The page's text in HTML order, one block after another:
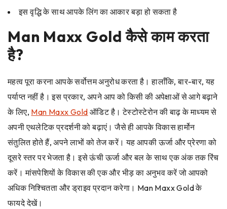
इस वृद्धि के साथ आपके लिंग का आकार बड़ा हो सकता है
Man Maxx Gold कैसे काम करता
है?
महत्व पूरा करना आपके सर्वोत्तम अनुरोध करता है। हालाँकि, बार-बार, यह
पर्याप्त नहीं है। इस प्रकार, अपने आप को किसी की अपेक्षाओं से आगे बढ़ाने
के लिए, Man Maxx Gold ऑडिट है। टेस्टोस्टेरोन की बाढ़ के माध्यम से
अपनी एथलेटिक प्रदर्शनी को बढ़ाएं। जैसे ही आपके विकास हार्मोन
संतुलित होते हैं, अपने लाभों को तेज करें। यह आपकी ऊर्जा और प्रेरणा को
दूसरे स्तर पर भेजता है। इसे ऊंची ऊर्जा और बल के साथ एक अंक तक रिंच
करें। मांसपेशियों के विकास की एक और भीड़ का अनुभव करें जो आपको
अधिक निश्चितता और ड्राइव प्रदान करेगा। Man Maxx Goldके
फायदे देखें।